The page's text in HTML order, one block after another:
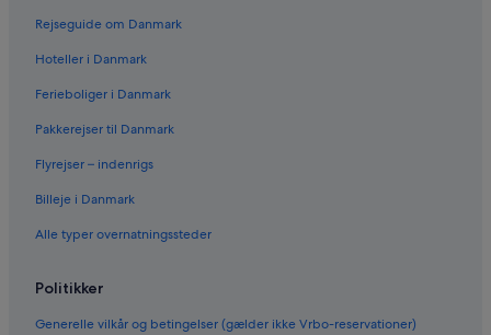
Rejseguide om Danmark
Hoteller i Danmark
Ferieboliger i Danmark
Pakkerejser til Danmark
Flyrejser – indenrigs
Billeje i Danmark
Alle typer overnatningssteder
Politikker
Generelle vilkår og betingelser (gælder ikke Vrbo-reservationer)